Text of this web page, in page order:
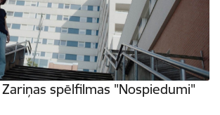
spēlfilmas "Nospiedumi"